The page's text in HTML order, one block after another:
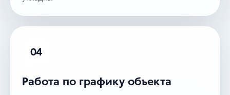
04
Работа по графику объекта